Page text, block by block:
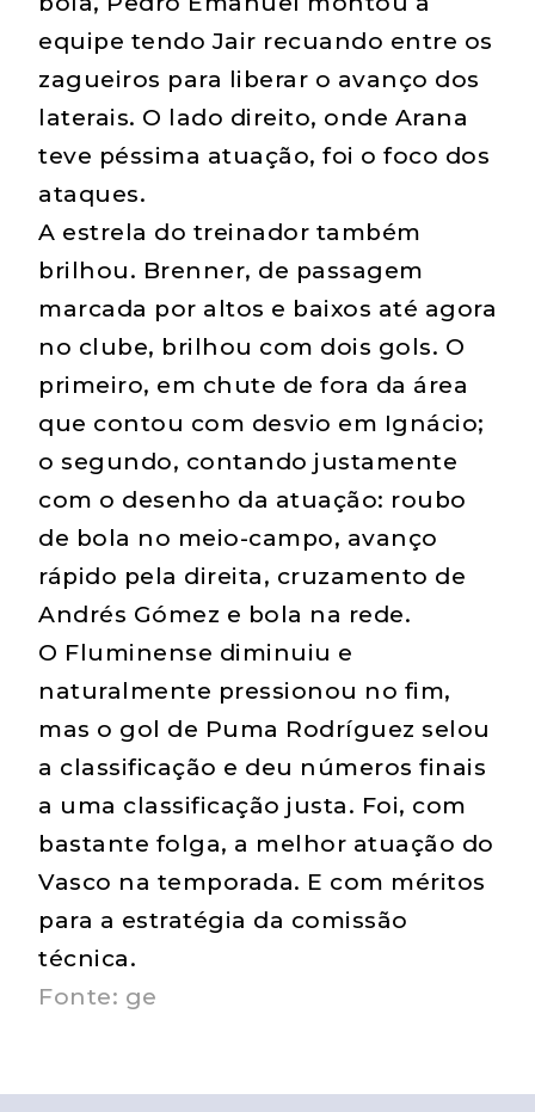
equipe tendo Jair recuando entre os
zagueiros para liberar o avanço dos
laterais. O lado direito, onde Arana
teve péssima atuação, foi o foco dos
ataques.
A estrela do treinador também
brilhou. Brenner, de passagem
marcada por altos e baixos até agora
no clube, brilhou com dois gols. O
primeiro, em chute de fora da área
que contou com desvio em Ignácio;
o segundo, contando justamente
com o desenho da atuação: roubo
de bola no meio-campo, avanço
rápido pela direita, cruzamento de
Andrés Gómez e bola na rede.
O Fluminense diminuiu e
naturalmente pressionou no fim,
mas o gol de Puma Rodríguez selou
a classificação e deu números finais
a uma classificação justa. Foi, com
bastante folga, a melhor atuação do
Vasco na temporada. E com méritos
para a estratégia da comissão
técnica.
Fonte: ge